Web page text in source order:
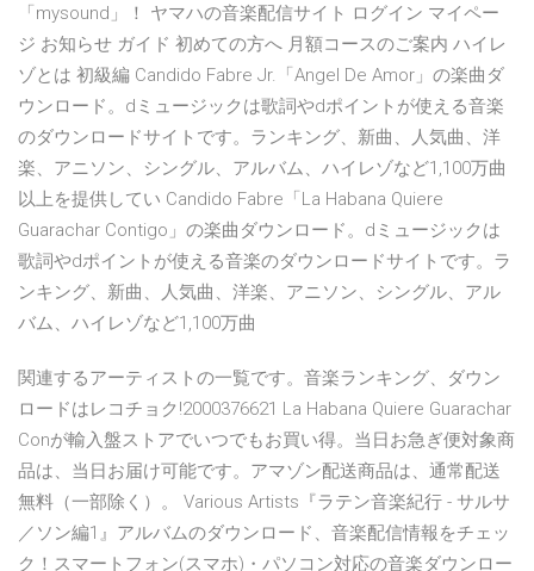
「mysound」！ ヤマハの音楽配信サイト ログイン マイペー
ジ お知らせ ガイド 初めての方へ 月額コースのご案内 ハイレ
ゾとは 初級編 Candido Fabre Jr.「Angel De Amor」の楽曲ダ
ウンロード。dミュージックは歌詞やdポイントが使える音楽
のダウンロードサイトです。ランキング、新曲、人気曲、洋
楽、アニソン、シングル、アルバム、ハイレゾなど1,100万曲
以上を提供してい Candido Fabre「La Habana Quiere
Guarachar Contigo」の楽曲ダウンロード。dミュージックは
歌詞やdポイントが使える音楽のダウンロードサイトです。ラ
ンキング、新曲、人気曲、洋楽、アニソン、シングル、アル
バム、ハイレゾなど1,100万曲
関連するアーティストの一覧です。音楽ランキング、ダウン
ロードはレコチョク!2000376621 La Habana Quiere Guarachar
Conが輸入盤ストアでいつでもお買い得。当日お急ぎ便対象商
品は、当日お届け可能です。アマゾン配送商品は、通常配送
無料（一部除く）。 Various Artists『ラテン音楽紀行 - サルサ
／ソン編1』アルバムのダウンロード、音楽配信情報をチェッ
ク！スマートフォン(スマホ)・パソコン対応の音楽ダウンロー